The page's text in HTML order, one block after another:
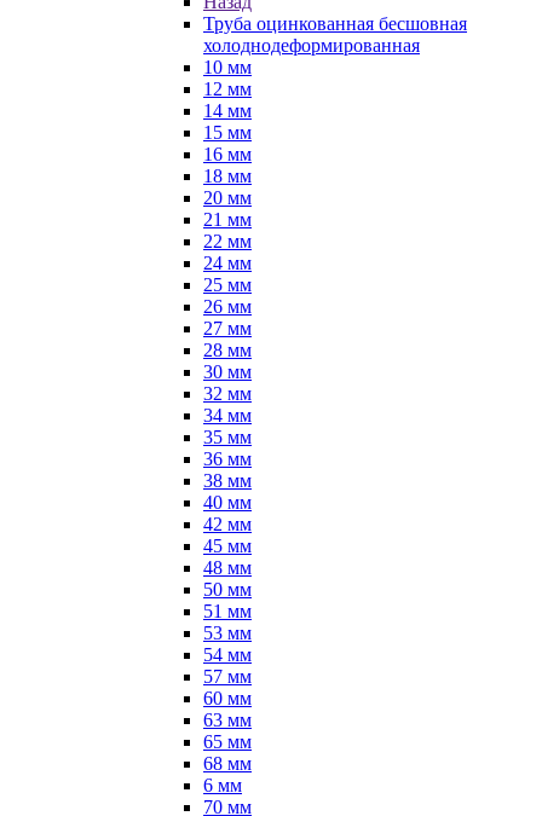
Труба оцинкованная бесшовная
холоднодеформированная
10 мм
12 мм
14 мм
15 мм
16 мм
18 мм
20 мм
21 мм
22 мм
24 мм
25 мм
26 мм
27 мм
28 мм
30 мм
32 мм
34 мм
35 мм
36 мм
38 мм
40 мм
42 мм
45 мм
48 мм
50 мм
51 мм
53 мм
54 мм
57 мм
60 мм
63 мм
65 мм
68 мм
6 мм
70 мм